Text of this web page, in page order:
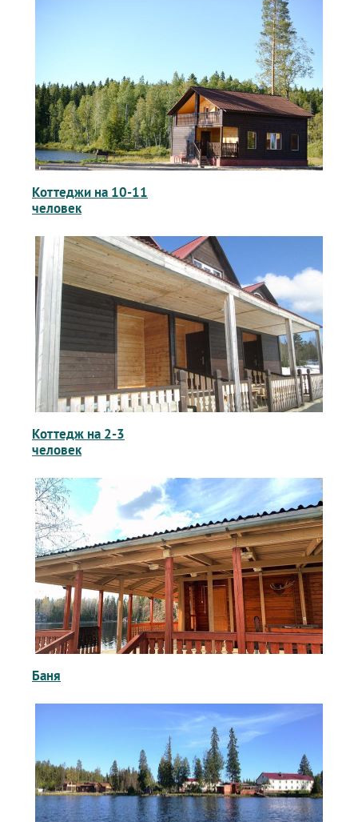
Коттеджи на 10-11
человек
Коттедж на 2-3
человек
Баня